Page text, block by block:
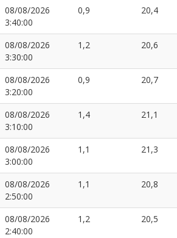
08/08/2026
3:40:00
0,9 20,4
08/08/2026
3:30:00
1,2 20,6
08/08/2026
3:20:00
0,9 20,7
08/08/2026
3:10:00
1,4 21,1
08/08/2026
3:00:00
1,1 21,3
08/08/2026
2:50:00
1,1 20,8
08/08/2026
2:40:00
1,2 20,5